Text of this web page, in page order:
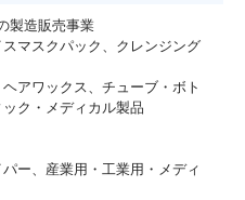
製造販売事業
マスクパック、クレンジング
アワックス、チューブ・ボト
ク・メディカル製品
ー、産業用・工業用・メディ